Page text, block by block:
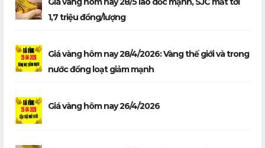
1,7 triệu đồng/lượng
Giá vàng hôm nay 28/4/2026: Vàng thế giới và trong
nước đồng loạt giảm mạnh
Giá vàng hôm nay 26/4/2026